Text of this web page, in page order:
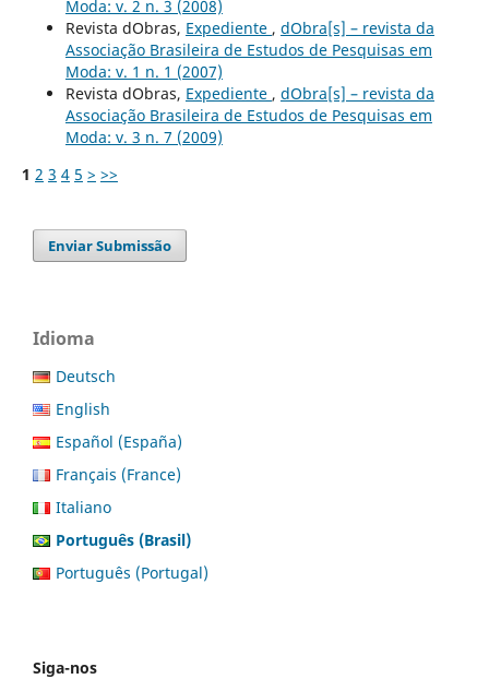
Moda: v. 2 n. 3 (2008)
Revista dObras, Expediente , dObra[s] – revista da
Associação Brasileira de Estudos de Pesquisas em
Moda: v. 1 n. 1 (2007)
Revista dObras, Expediente , dObra[s] – revista da
Associação Brasileira de Estudos de Pesquisas em
Moda: v. 3 n. 7 (2009)
1 2 3 4 5 > >>
Enviar Submissão
Idioma
Deutsch
English
Español (España)
Français (France)
Italiano
Português (Brasil)
Português (Portugal)
Siga-nos